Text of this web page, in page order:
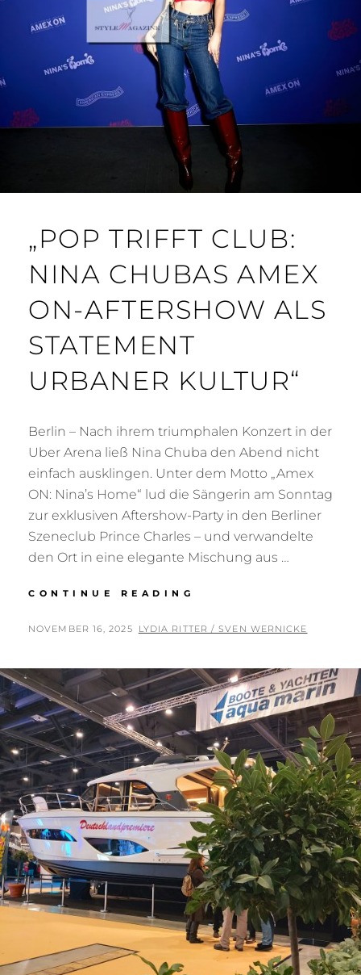
„POP TRIFFT CLUB:
NINA CHUBAS AMEX
ON-AFTERSHOW ALS
STATEMENT
URBANER KULTUR“
Berlin – Nach ihrem triumphalen Konzert in der
Uber Arena ließ Nina Chuba den Abend nicht
einfach ausklingen. Unter dem Motto „Amex
ON: Nina’s Home“ lud die Sängerin am Sonntag
zur exklusiven Aftershow-Party in den Berliner
Szeneclub Prince Charles – und verwandelte
den Ort in eine elegante Mischung aus …
CONTINUE READING
CLUB:
AMEX
ON-
AFTERSHOW
ALS
STATEMENT
URBANER
KULTUR“
POSTED
NOVEMBER 16, 2025 BY
LYDIA RITTER / SVEN WERNICKE